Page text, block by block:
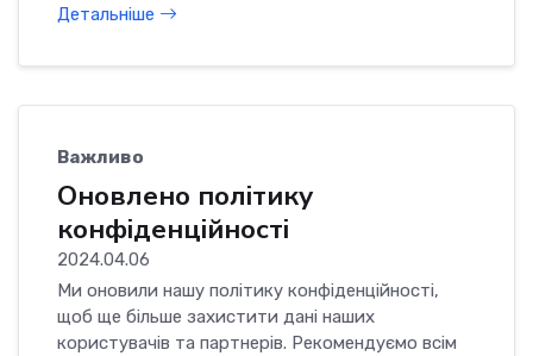
Детальніше
Важливо
Оновлено політику
конфіденційності
2024.04.06
Ми оновили нашу політику конфіденційності,
щоб ще більше захистити дані наших
користувачів та партнерів. Рекомендуємо всім